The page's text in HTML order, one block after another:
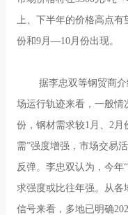
上、下半年的价格高点有
份和9月—10月份出现。
据李忠双等钢贸商介
场运行轨迹来看，一般情
份，钢材需求较1月、2月
需”强度增强，市场交易
反弹。李忠双认为，今年
求强度或比往年强。从各
信号来看，多地已明确